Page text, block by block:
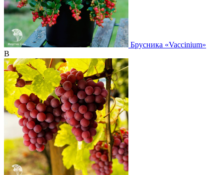
Брусника «Vaccinium»
В